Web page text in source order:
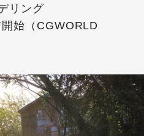
リング
始（CGWORLD